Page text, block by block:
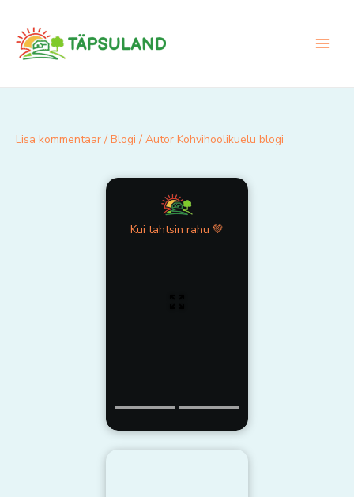
content
Lisa kommentaar / Blogi / Autor Kohvihoolikuelu blogi
Kui tahtsin rahu 💚